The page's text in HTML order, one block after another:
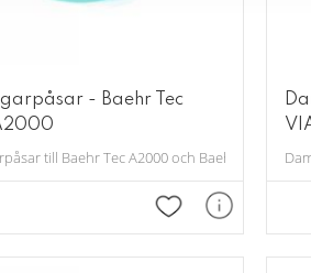
- Baehr Tec
till Baehr Tec A2000 och Baehr Tec
Lägg till i favoriter